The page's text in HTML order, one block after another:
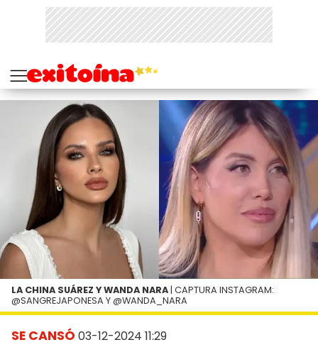
SE CANSÓ 03-12-2024 11:29
LA CHINA SUÁREZ Y WANDA NARA | CAPTURA INSTAGRAM:
@SANGREJAPONESA Y @WANDA_NARA